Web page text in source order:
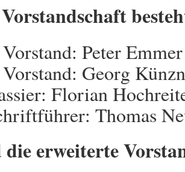
Peter Emmer
Georg
Florian
Thomas
erweiterte